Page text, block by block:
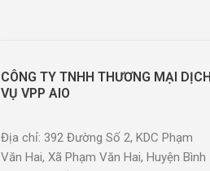
CÔNG TY TNHH THƯƠNG MẠI DỊCH
VỤ VPP AIO
Địa chỉ: 392 Đường Số 2, KDC Phạm
Văn Hai, Xã Phạm Văn Hai, Huyện Bình